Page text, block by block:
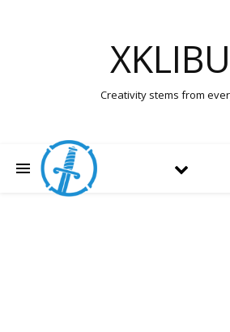
Creativity stems from